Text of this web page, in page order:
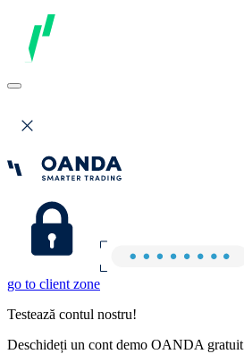
go to client zone
Testează contul nostru!
Deschideți un cont demo OANDA gratuit